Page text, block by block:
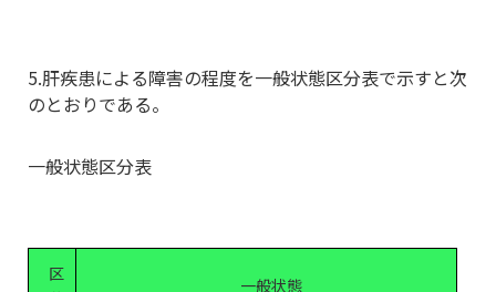
5.肝疾患による障害の程度を一般状態区分表で示すと次
のとおりである。
一般状態区分表
区
一般状態